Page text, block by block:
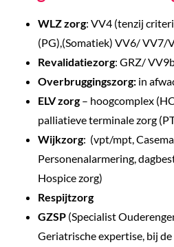
WLZ zorg: VV4 (tenzij
(PG),(Somatiek) VV6/ VV7/
Revalidatiezorg: GRZ/
Overbruggingszorg: in
ELV zorg– hoogcomplex
palliatieve terminale zorg
Wijkzorg: (vpt/mpt,
Personenalarmering,
Hospice zorg)
Respijtzorg
GZSP (Specialist
Geriatrische expertise, bij